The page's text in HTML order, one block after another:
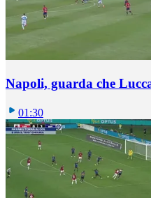
Napoli, guarda che
01:30